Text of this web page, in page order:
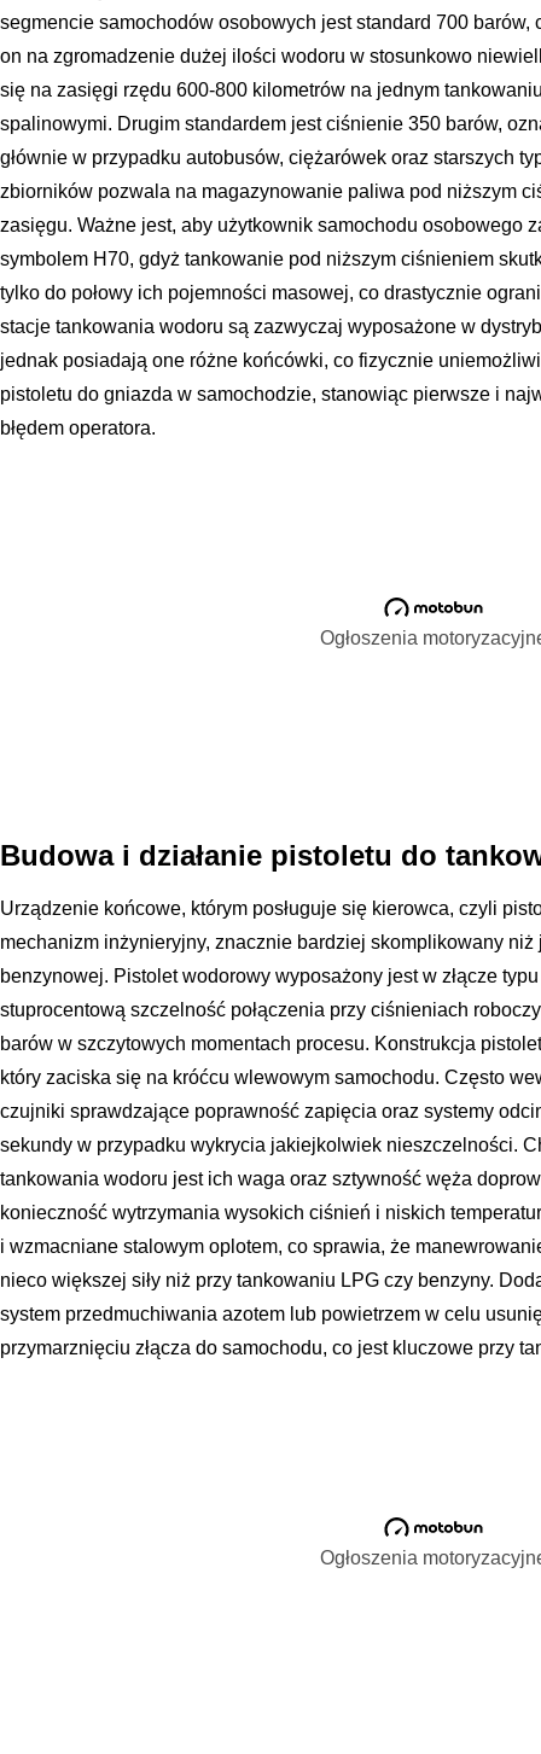
segmencie samochodów osobowych jest standard 700
on na zgromadzenie dużej ilości wodoru w stosunkowo
się na zasięgi rzędu 600-800 kilometrów na jednym
spalinowymi. Drugim standardem jest ciśnienie 350 barów,
głównie w przypadku autobusów, ciężarówek oraz starszych
zbiorników pozwala na magazynowanie paliwa pod niższym
zasięgu. Ważne jest, aby użytkownik samochodu osobowego
symbolem H70, gdyż tankowanie pod niższym ciśnieniem
tylko do połowy ich pojemności masowej, co drastycznie
stacje tankowania wodoru są zazwyczaj wyposażone w
jednak posiadają one różne końcówki, co fizycznie
pistoletu do gniazda w samochodzie, stanowiąc pierwsze i
błędem operatora.
Ogłoszenia
Budowa i działanie pistoletu do
Urządzenie końcowe, którym posługuje się kierowca, czyli
mechanizm inżynieryjny, znacznie bardziej skomplikowany
benzynowej. Pistolet wodorowy wyposażony jest w złącze
stuprocentową szczelność połączenia przy ciśnieniach
barów w szczytowych momentach procesu. Konstrukcja
który zaciska się na króćcu wlewowym samochodu. Często
czujniki sprawdzające poprawność zapięcia oraz systemy
sekundy w przypadku wykrycia jakiejkolwiek nieszczelności.
tankowania wodoru jest ich waga oraz sztywność węża
konieczność wytrzymania wysokich ciśnień i niskich
i wzmacniane stalowym oplotem, co sprawia, że
nieco większej siły niż przy tankowaniu LPG czy benzyny.
system przedmuchiwania azotem lub powietrzem w celu
przymarznięciu złącza do samochodu, co jest kluczowe przy
Ogłoszenia